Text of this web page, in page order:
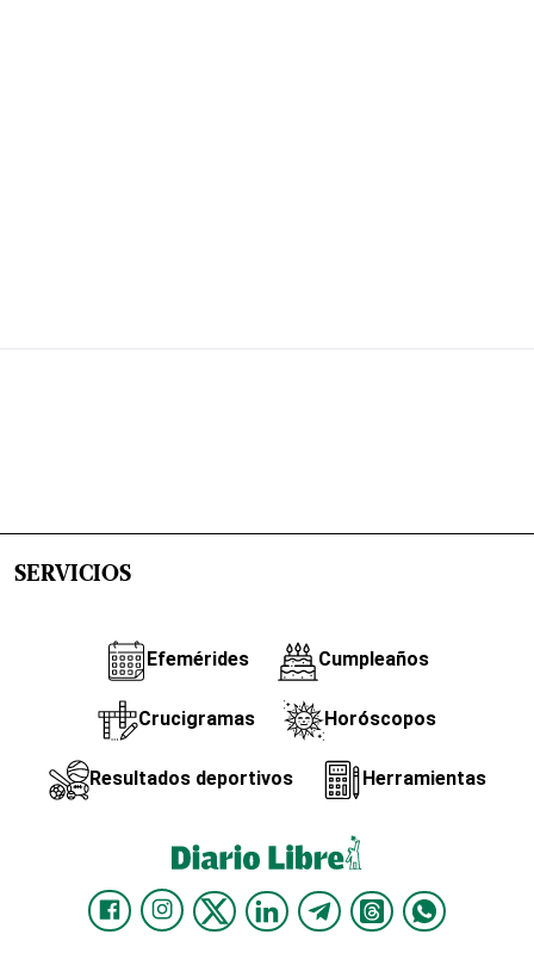
SERVICIOS
Efemérides Cumpleaños
Crucigramas Horóscopos
Resultados deportivos Herramientas